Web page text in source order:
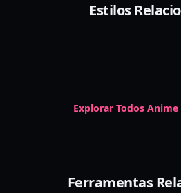
Estilos
Dark Elegance
Explorar Todos Anime
Ferramentas